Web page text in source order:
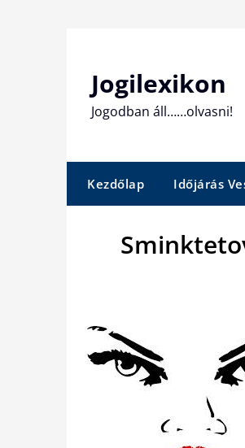
Jogilexikon
Jogodban áll……olvasni!
Kezdőlap Időjárás